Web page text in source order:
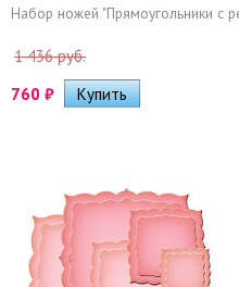
Набор ножей "Прямоугольники с
1 436 руб.
760 ₽